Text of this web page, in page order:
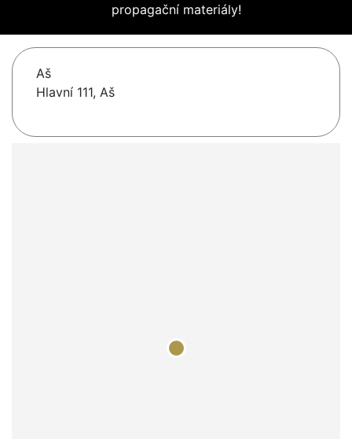
propagační materiály!
Aš
Hlavní 111, Aš